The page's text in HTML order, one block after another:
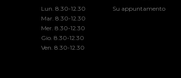
Lun. 8.30-12.30
Mar. 8.30-12.30
Mer. 8.30-12.30
Gio. 8.30-12.30
Ven. 8.30-12.30
Su appuntamento